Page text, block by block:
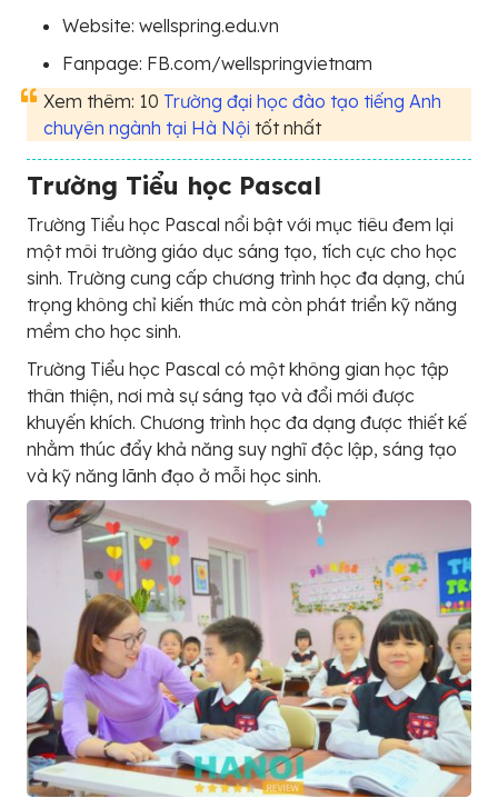
Website: wellspring.edu.vn
Fanpage: FB.com/wellspringvietnam
Xem thêm: 10 Trường đại học đào tạo tiếng Anh
chuyên ngành tại Hà Nội tốt nhất
Trường Tiểu học Pascal
Trường Tiểu học Pascal nổi bật với mục tiêu đem lại
một môi trường giáo dục sáng tạo, tích cực cho học
sinh. Trường cung cấp chương trình học đa dạng, chú
trọng không chỉ kiến thức mà còn phát triển kỹ năng
mềm cho học sinh.
Trường Tiểu học Pascal có một không gian học tập
thân thiện, nơi mà sự sáng tạo và đổi mới được
khuyến khích. Chương trình học đa dạng được thiết kế
nhằm thúc đẩy khả năng suy nghĩ độc lập, sáng tạo
và kỹ năng lãnh đạo ở mỗi học sinh.